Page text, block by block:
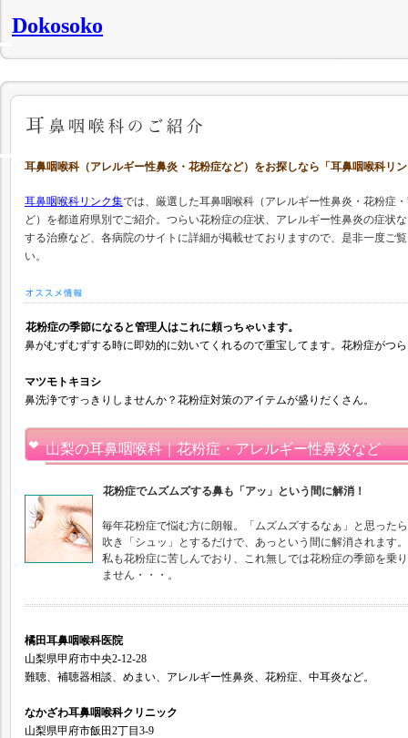
Dokosoko
耳鼻咽喉科（アレルギー性鼻炎・花粉症など）をお探しなら「耳鼻咽喉科リ
耳鼻咽喉科リンク集では、厳選した耳鼻咽喉科（アレルギー性鼻炎・花粉症
ど）を都道府県別でご紹介。つらい花粉症の症状、アレルギー性鼻炎の症状
する治療など、各病院のサイトに詳細が掲載せておりますので、是非一度ご
い。
花粉症の季節になると管理人はこれに頼っちゃいます。
鼻がむずむずする時に即効的に効いてくれるので重宝してます。花粉症がつ
マツモトキヨシ
鼻洗浄ですっきりしませんか？花粉症対策のアイテムが盛りだくさん。
山梨の耳鼻咽喉科｜花粉症・アレルギー性鼻炎など
花粉症でムズムズする鼻も「アッ」という間に解消！
毎年花粉症で悩む方に朗報。「ムズムズするなぁ」と思った
吹き「シュッ」とするだけで、あっという間に解消されます
私も花粉症に苦しんでおり、これ無しでは花粉症の季節を乗
ません・・・。
橘田耳鼻咽喉科医院
山梨県甲府市中央2-12-28
難聴、補聴器相談、めまい、アレルギー性鼻炎、花粉症、中耳炎など。
なかざわ耳鼻咽喉科クリニック
山梨県甲府市飯田2丁目3-9